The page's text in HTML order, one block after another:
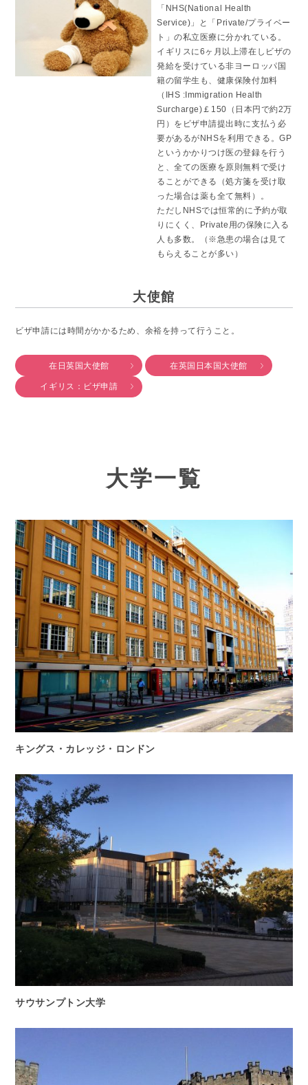
「NHS(National Health
Service)」と「Private/プライベー
ト」の私立医療に分かれている。
イギリスに6ヶ月以上滞在しビザの
発給を受けている非ヨーロッパ国
籍の留学生も、健康保険付加料
（IHS :Immigration Health
Surcharge)￡150（日本円で約2万
円）をビザ申請提出時に支払う必
要があるがNHSを利用できる。GP
というかかりつけ医の登録を行う
と、全ての医療を原則無料で受け
ることができる（処方箋を受け取
った場合は薬も全て無料）。
ただしNHSでは恒常的に予約が取
りにくく、Private用の保険に入る
人も多数。（※急患の場合は見て
もらえることが多い）
大使館
ビザ申請には時間がかかるため、余裕を持って行うこと。
在日英国大使館 在英国日本国大使館
イギリス：ビザ申請
大学一覧
キングス・カレッジ・ロンドン
サウサンプトン大学